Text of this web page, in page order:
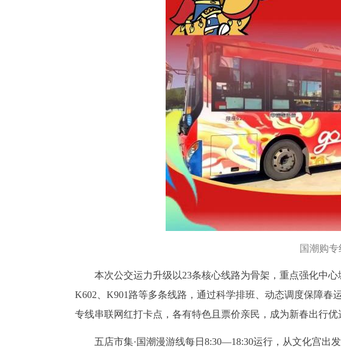
国潮购专
本次公交运力升级以23条核心线路为骨架，重点强化中
K602、K901路等多条线路，通过科学排班、动态调度保障春
专线串联网红打卡点，各有特色且票价亲民，成为新春出行优
五店市集·国潮漫游线每日8:30—18:30运行，从文化宫出